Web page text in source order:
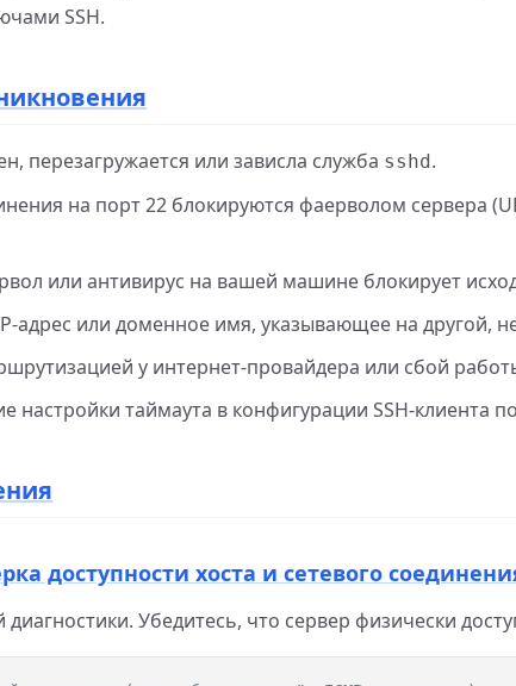
SSH.
перезагружается или зависла служба sshd.
на порт 22 блокируются фаерволом сервера
или антивирус на вашей машине блокирует
адрес или доменное имя, указывающее на другой,
у интернет-провайдера или сбой
настройки таймаута в конфигурации SSH-клиента
доступности хоста и сетевого
Убедитесь, что сервер физически